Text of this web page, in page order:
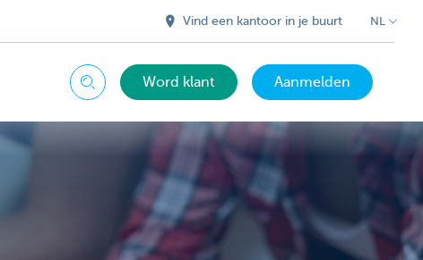
Vind een kantoor in je buurt NL
Zoeken Word klant Aanmelden